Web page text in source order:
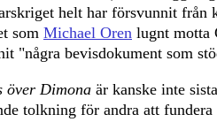
helt har försvunnit från
som Michael Oren lugnt motta
"några bevisdokument som
över Dimona är kanske inte
tolkning för andra att